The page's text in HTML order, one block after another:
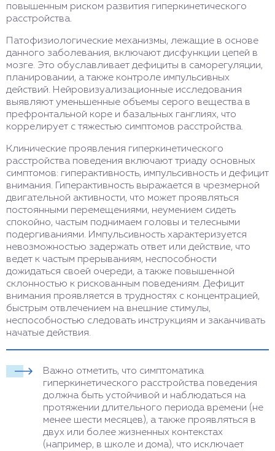
повышенным риском развития гиперкинетического
расстройства.
Патофизиологические механизмы, лежащие в основе
данного заболевания, включают дисфункции цепей в
мозге. Это обуславливает дефициты в саморегуляции,
планировании, а также контроле импульсивных
действий. Нейровизуализационные исследования
выявляют уменьшенные объемы серого вещества в
префронтальной коре и базальных ганглиях, что
коррелирует с тяжестью симптомов расстройства.
Клинические проявления гиперкинетического
расстройства поведения включают триаду основных
симптомов: гиперактивность, импульсивность и дефицит
внимания. Гиперактивность выражается в чрезмерной
двигательной активности, что может проявляться
постоянными перемещениями, неумением сидеть
спокойно, частым поднимаем головы и телесными
подергиваниями. Импульсивность характеризуется
невозможностью задержать ответ или действие, что
ведет к частым прерываниям, неспособности
дожидаться своей очереди, а также повышенной
склонностью к рискованным поведениям. Дефицит
внимания проявляется в трудностях с концентрацией,
быстрым отвлечением на внешние стимулы,
неспособностью следовать инструкциям и заканчивать
начатые действия.
Важно отметить, что симптоматика
гиперкинетического расстройства поведения
должна быть устойчивой и наблюдаться на
протяжении длительного периода времени (не
менее шести месяцев), а также проявляться в
двух или более жизненных контекстах
(например, в школе и дома), что исключает